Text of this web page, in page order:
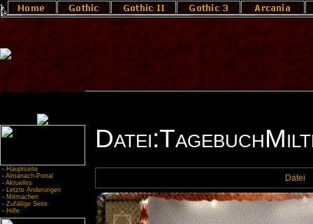
- Hauptseite
- Almanach-Portal
- Aktuelles
- Letzte Änderungen
- Mitmachen
- Zufällige Seite
- Hilfe
Datei